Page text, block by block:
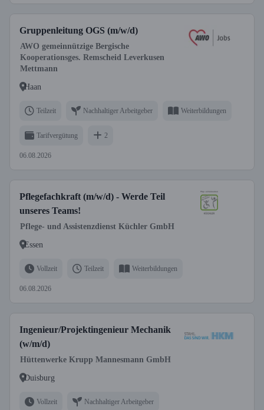
Gruppenleitung OGS (m/w/d)
AWO gemeinnützige Bergische
Kooperationsges. Remscheid Leverkusen
Mettmann
Haan
Teilzeit Nachhaltiger Arbeitgeber Weiterbildungen
Tarifvergütung 2
06.08.2026
Pflegefachkraft (m/w/d) - Werde Teil
unseres Teams!
Pflege- und Assistenzdienst Küchler GmbH
Essen
Vollzeit Teilzeit Weiterbildungen
06.08.2026
Ingenieur/Projektingenieur Mechanik
(w/m/d)
Hüttenwerke Krupp Mannesmann GmbH
Duisburg
Vollzeit Nachhaltiger Arbeitgeber